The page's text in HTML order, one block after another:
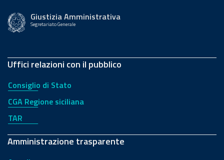
Giustizia Amministrativa
Segretariato Generale
Uffici relazioni con il pubblico
Consiglio di Stato
CGA Regione siciliana
TAR
Amministrazione trasparente